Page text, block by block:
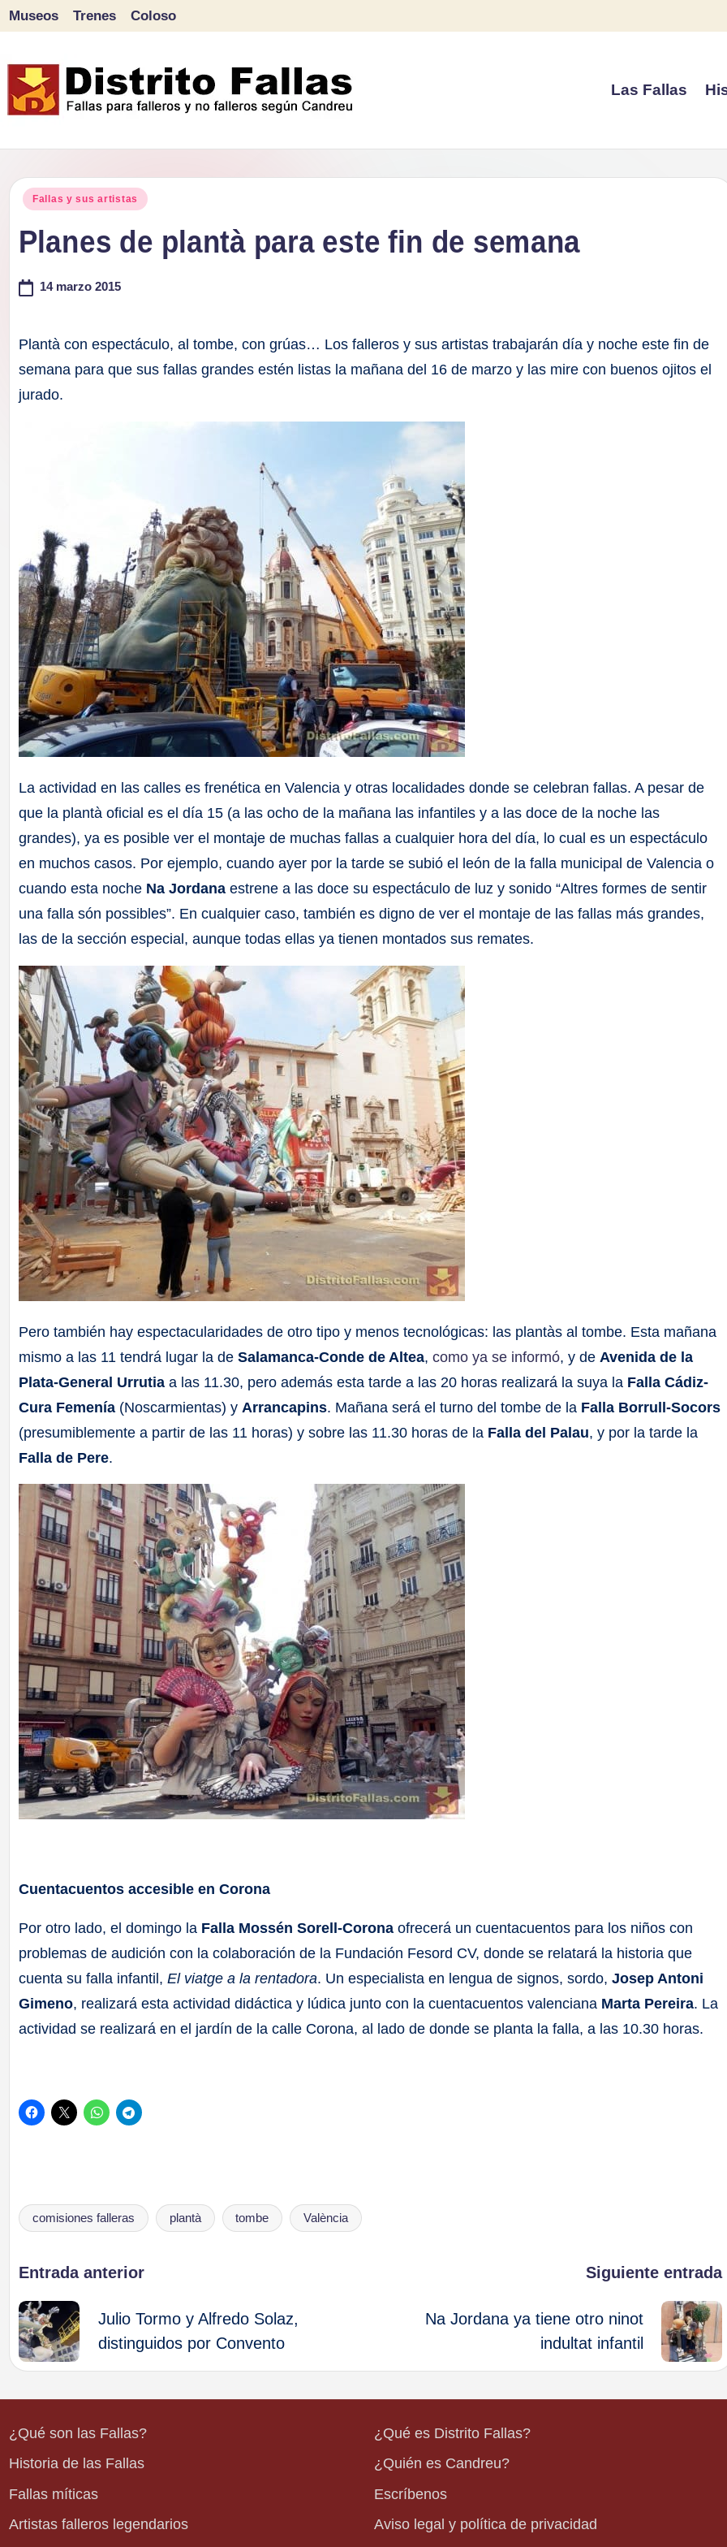
contenido
Museos Trenes Coloso
Las Fallas
Publicado
Fallas y sus artistas
Planes de plantà para este fin de semana
14 marzo 2015
Plantà con espectáculo, al tombe, con grúas… Los falleros y sus artistas trabajarán día y noche este fin de
semana para que sus fallas grandes estén listas la mañana del 16 de marzo y las mire con buenos ojitos el
jurado.
La actividad en las calles es frenética en Valencia y otras localidades donde se celebran fallas. A pesar de
que la plantà oficial es el día 15 (a las ocho de la mañana las infantiles y a las doce de la noche las
grandes), ya es posible ver el montaje de muchas fallas a cualquier hora del día, lo cual es un espectáculo
en muchos casos. Por ejemplo, cuando ayer por la tarde se subió el león de la falla municipal de Valencia o
cuando esta noche Na Jordana estrene a las doce su espectáculo de luz y sonido “Altres formes de sentir
una falla són possibles”. En cualquier caso, también es digno de ver el montaje de las fallas más grandes,
las de la sección especial, aunque todas ellas ya tienen montados sus remates.
Pero también hay espectacularidades de otro tipo y menos tecnológicas: las plantàs al tombe. Esta mañana
mismo a las 11 tendrá lugar la deSalamanca-Conde de Altea,como ya se informó, y de Avenida de la
Plata-General Urrutia a las 11.30, pero además esta tarde a las 20 horas realizará la suya la Falla Cádiz-
Cura Femenía (Noscarmientas) y Arrancapins. Mañana será el turno del tombe de la Falla Borrull-Socors
(presumiblemente a partir de las 11 horas) y sobre las 11.30 horas de la Falla del Palau, y por la tarde la
Falla de Pere.
Cuentacuentos accesible en Corona
Por otro lado, el domingo la Falla Mossén Sorell-Corona ofrecerá un cuentacuentos para los niños con
problemas de audición con la colaboración de la Fundación Fesord CV, donde se relatará la historia que
cuenta su falla infantil,El viatge a la rentadora. Un especialista en lengua de signos, sordo, Josep Antoni
Gimeno, realizará esta actividad didáctica y lúdica junto con la cuentacuentos valenciana Marta Pereira. La
actividad se realizará en el jardín de la calle Corona, al lado de donde se planta la falla, a las 10.30 horas.
Etiquetas:
comisiones falleras plantà tombe València
Navegación
de
entradas
Entrada anterior
Julio Tormo y Alfredo Solaz,
distinguidos por Convento
Siguiente entrada
Na Jordana ya tiene otro ninot
indultat infantil
¿Qué son las Fallas?
Historia de las Fallas
Fallas míticas
Artistas falleros legendarios
¿Qué es Distrito Fallas?
¿Quién es Candreu?
Escríbenos
Aviso legal y política de privacidad